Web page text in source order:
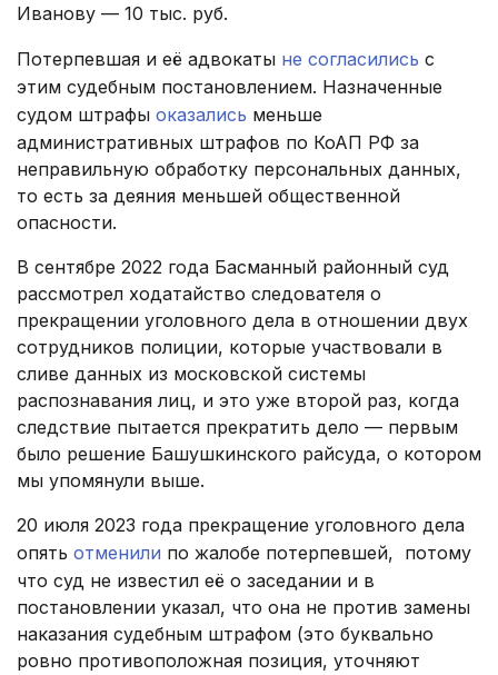
Иванову — 10 тыс. руб.
Потерпевшая и её адвокаты не согласились с
этим судебным постановлением. Назначенные
судом штрафы оказались меньше
административных штрафов по КоАП РФ за
неправильную обработку персональных данных,
то есть за деяния меньшей общественной
опасности.
В сентябре 2022 года Басманный районный суд
рассмотрел ходатайство следователя о
прекращении уголовного дела в отношении двух
сотрудников полиции, которые участвовали в
сливе данных из московской системы
распознавания лиц, и это уже второй раз, когда
следствие пытается прекратить дело — первым
было решение Башушкинского райсуда, о котором
мы упомянули выше.
20 июля 2023 года прекращение уголовного дела
опять отменили по жалобе потерпевшей, потому
что суд не известил её о заседании и в
постановлении указал, что она не против замены
наказания судебным штрафом (это буквально
ровно противоположная позиция, уточняют